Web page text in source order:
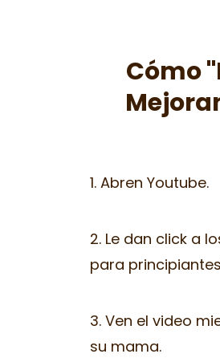
Cómo
1. Abren Youtube.
2. Le dan click a
para
3. Ven el video
su mama.